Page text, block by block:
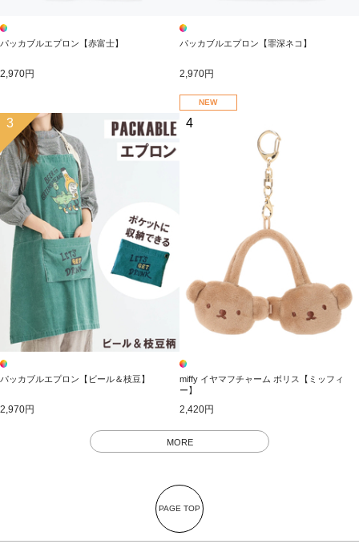
パッカブルエプロン【赤富士】
2,970円
パッカブルエプロン【罪深ネコ】
2,970円
3
パッカブルエプロン【ビール＆枝豆】
2,970円
NEW
4
miffy イヤマフチャーム ボリス【ミッフィ
ー】
2,420円
MORE
PAGE TOP